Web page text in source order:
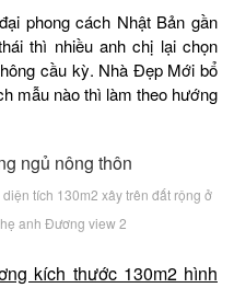
phong cách Nhật Bản gần
thì nhiều anh chị lại chọn
cầu kỳ. Nhà Đẹp Mới bổ
mẫu nào thì làm theo hướng
tích 130m2 xây trên đất rộng ở
anh Đương view 2
kích thước 130m2 hình